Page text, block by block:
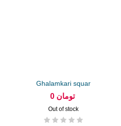
Ghalamkari squar
tablecloth...
0 تومان
Out of stock